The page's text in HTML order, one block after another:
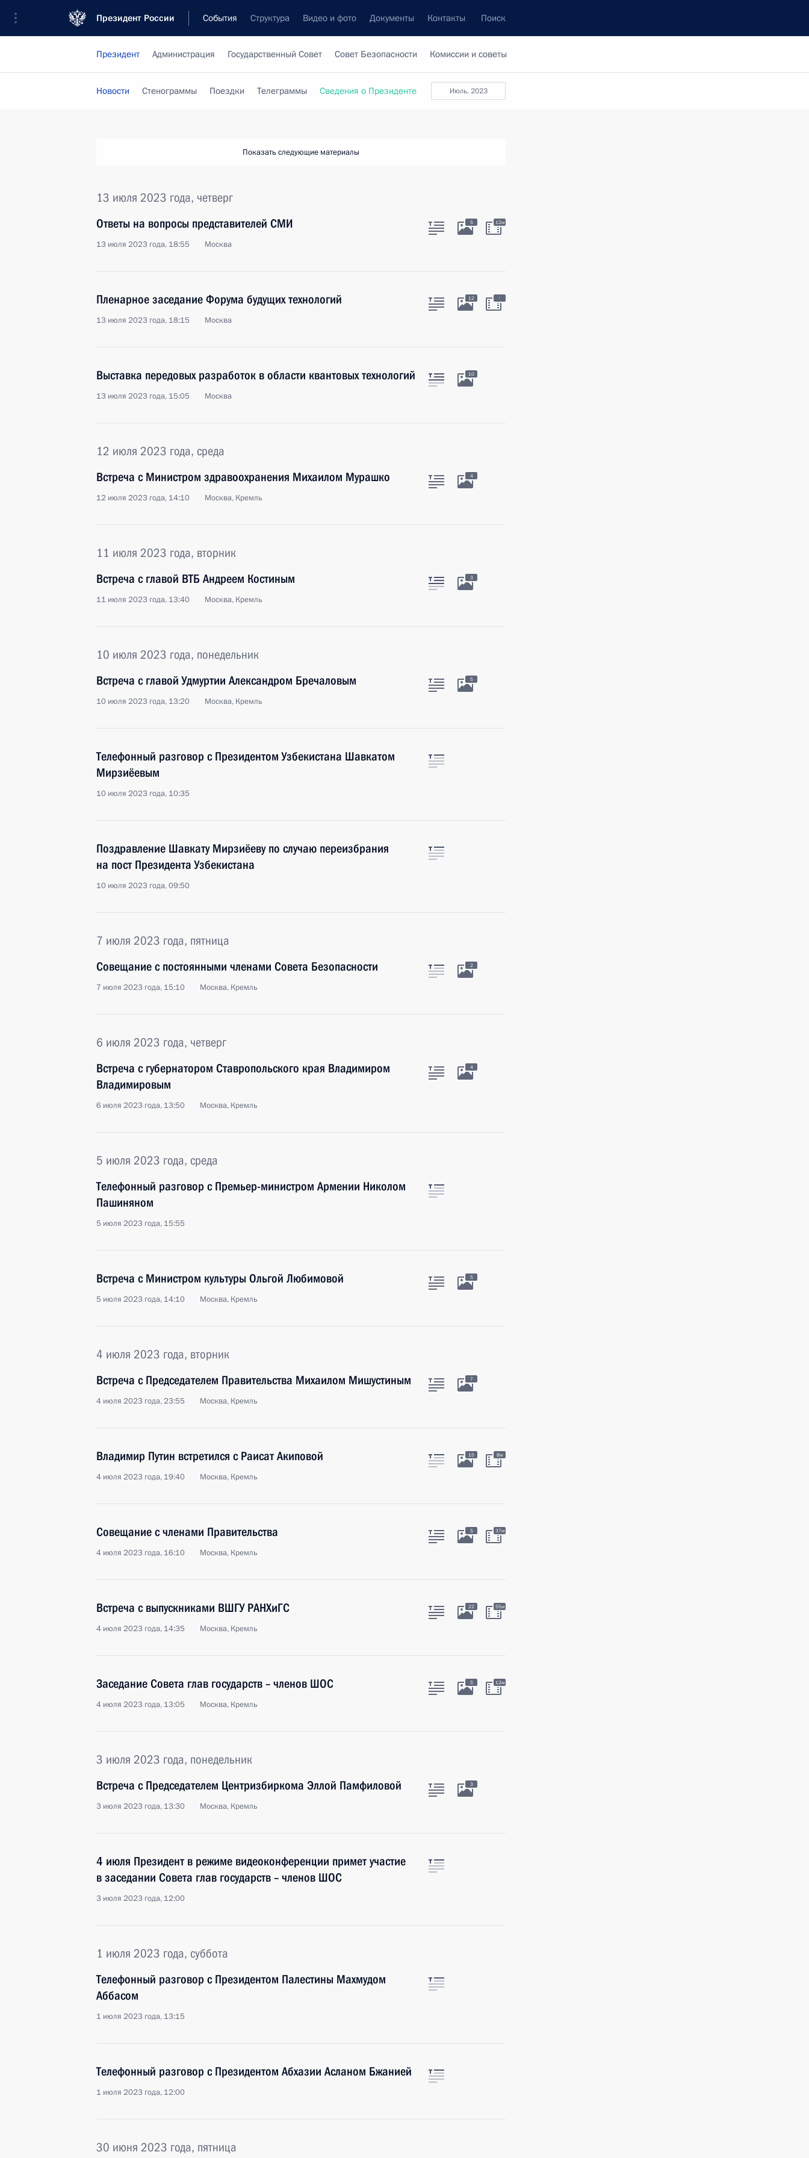
Президент России События Структура Видео и фото Документы Контакты Поиск
Президент Администрация Государственный Совет Совет Безопасности Комиссии и советы
июль, 2023
Новости Стенограммы Поездки Телеграммы Сведения о Президенте
Показать следующие материалы
13 июля 2023 года, четверг
Ответы на вопросы представителей СМИ
13 июля 2023 года, 18:55 Москва
5 12м
Пленарное заседание Форума будущих технологий
13 июля 2023 года, 18:15 Москва
12 :
Выставка передовых разработок в области квантовых технологий
13 июля 2023 года, 15:05 Москва
10
12 июля 2023 года, среда
Встреча с Министром здравоохранения Михаилом Мурашко
12 июля 2023 года, 14:10 Москва, Кремль
4
11 июля 2023 года, вторник
Встреча с главой ВТБ Андреем Костиным
11 июля 2023 года, 13:40 Москва, Кремль
3
10 июля 2023 года, понедельник
Встреча с главой Удмуртии Александром Бречаловым
10 июля 2023 года, 13:20 Москва, Кремль
5
Телефонный разговор с Президентом Узбекистана Шавкатом
Мирзиёевым
10 июля 2023 года, 10:35
Поздравление Шавкату Мирзиёеву по случаю переизбрания
на пост Президента Узбекистана
10 июля 2023 года, 09:50
7 июля 2023 года, пятница
Совещание с постоянными членами Совета Безопасности
7 июля 2023 года, 15:10 Москва, Кремль
2
6 июля 2023 года, четверг
Встреча с губернатором Ставропольского края Владимиром
Владимировым
6 июля 2023 года, 13:50 Москва, Кремль
4
5 июля 2023 года, среда
Телефонный разговор с Премьер-министром Армении Николом
Пашиняном
5 июля 2023 года, 15:55
Встреча с Министром культуры Ольгой Любимовой
5 июля 2023 года, 14:10 Москва, Кремль
5
4 июля 2023 года, вторник
Встреча с Председателем Правительства Михаилом Мишустиным
4 июля 2023 года, 23:55 Москва, Кремль
7
Владимир Путин встретился с Раисат Акиповой
4 июля 2023 года, 19:40 Москва, Кремль
15 8м
Совещание с членами Правительства
4 июля 2023 года, 16:10 Москва, Кремль
5 37м
Встреча с выпускниками ВШГУ РАНХиГС
4 июля 2023 года, 14:35 Москва, Кремль
22 55м
Заседание Совета глав государств – членов ШОС
4 июля 2023 года, 13:05 Москва, Кремль
5 12м
3 июля 2023 года, понедельник
Встреча с Председателем Центризбиркома Эллой Памфиловой
3 июля 2023 года, 13:30 Москва, Кремль
3
4 июля Президент в режиме видеоконференции примет участие
в заседании Совета глав государств – членов ШОС
3 июля 2023 года, 12:00
1 июля 2023 года, суббота
Телефонный разговор с Президентом Палестины Махмудом
Аббасом
1 июля 2023 года, 13:15
Телефонный разговор с Президентом Абхазии Асланом Бжанией
1 июля 2023 года, 12:00
30 июня 2023 года, пятница